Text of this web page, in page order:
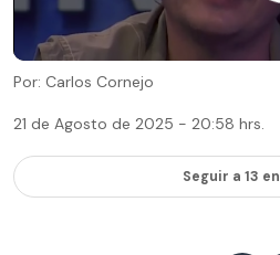
Por: Carlos Cornejo
21 de Agosto de 2025 - 20:58 hrs.
Seguir a 13 en